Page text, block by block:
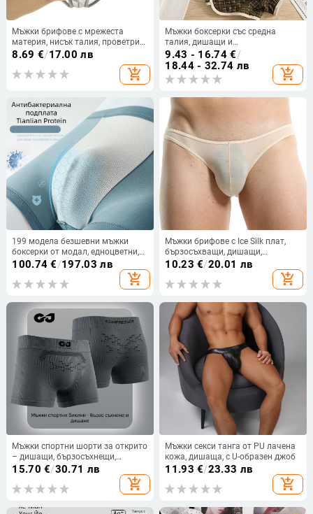
Мъжки брифове с мрежеста
материя, нисък талия, проветрив
дизайн, секси джоб и триъгълно
8.69 €/17.00 лв
add_shopping_cart
Мъжки боксерки със средна
талия, дишащи и
антибактериални, 90–95% памук,
райета
9.43 - 16.74€/
18.44 - 32.74 лв
add_shopping_cart
199 модела безшевни мъжки
боксерки от модал, едноцветни,
голям размер, антибактериални,
100.74 €/197.03 лв
add_shopping_cart
Мъжки брифове с Ice Silk плат,
бързосъхващи, дишащи,
жакардова изработка, нисък
10.23 €/20.01 лв
add_shopping_cart
Мъжки спортни шорти за открито
– дишащи, бързосъхнещи,
безшевни, висока талия,
15.70 €/30.71 лв
add_shopping_cart
Мъжки секси танга от PU лачена
кожа, дишаща, с U-образен джоб
11.93 €/23.33 лв
add_shopping_cart